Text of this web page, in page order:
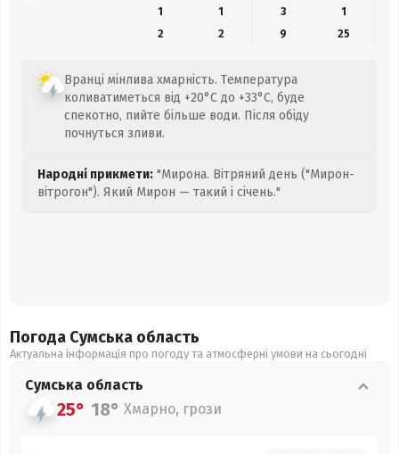
1
1 3
1
2
2 9 25
Вранці мінлива хмарність. Температура
коливатиметься від +20°C до +33°C, буде
спекотно, пийте більше води. Після обіду
почнуться зливи.
Народні прикмети: "Мирона. Вітряний день ("Мирон-
вітрогон"). Який Мирон — такий і січень."
Погода Сумська область
Актуальна інформація про погоду та атмосферні умови на сьогодні
Сумська область
25° 18° Хмарно, грози